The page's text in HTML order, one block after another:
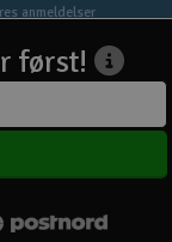
anmeldelser
først!